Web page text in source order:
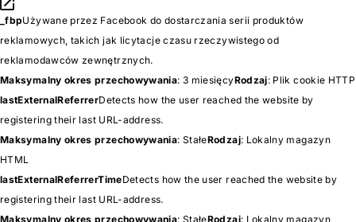
_fbpUżywane przez Facebook do dostarczania serii produktów
reklamowych, takich jak licytacje czasu rzeczywistego od
reklamodawców zewnętrznych.
Maksymalny okres przechowywania: 3 miesięcyRodzaj: Plik cookie HTTP
lastExternalReferrerDetects how the user reached the website by
registering their last URL-address.
Maksymalny okres przechowywania: StałeRodzaj: Lokalny magazyn
HTML
lastExternalReferrerTimeDetects how the user reached the website by
registering their last URL-address.
Maksymalny okres przechowywania: StałeRodzaj: Lokalny magazyn